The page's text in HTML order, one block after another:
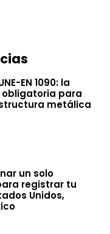
EN 1090: la
para
metálica
un solo
registrar tu
Unidos,